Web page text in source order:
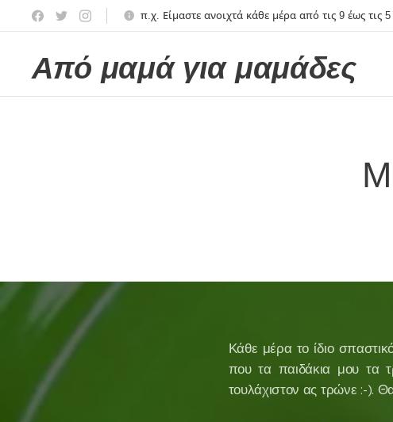
π.χ. Είμαστε ανοιχτά κάθε μέρα από τις 9 έως τις 5
Από μαμά για μαμάδες
Κάθε μέρα το ίδιο
που τα παιδάκια μου τα
τουλάχιστον ας τρώνε :-
ΤΑ